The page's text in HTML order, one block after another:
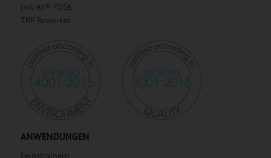
roll-ex® PDSE
TRP Reworker
ANWENDUNGEN
Feinstrainern